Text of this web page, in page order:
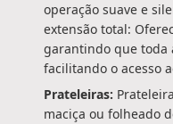
operação suave e
extensão total:
garantindo que toda
facilitando o acesso
Prateleiras:
maciça ou folheado